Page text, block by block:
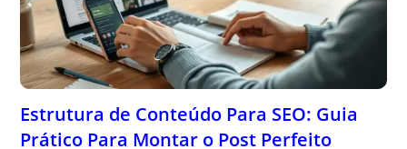
Estrutura de Conteúdo Para SEO: Guia
Prático Para Montar o Post Perfeito